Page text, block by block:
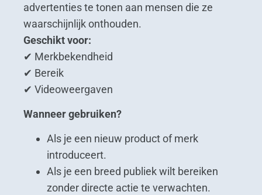
advertenties te tonen aan mensen die ze
waarschijnlijk onthouden.
Geschikt voor:
✔ Merkbekendheid
✔ Bereik
✔ Videoweergaven
Wanneer gebruiken?
Als je een nieuw product of merk
introduceert.
Als je een breed publiek wilt bereiken
zonder directe actie te verwachten.